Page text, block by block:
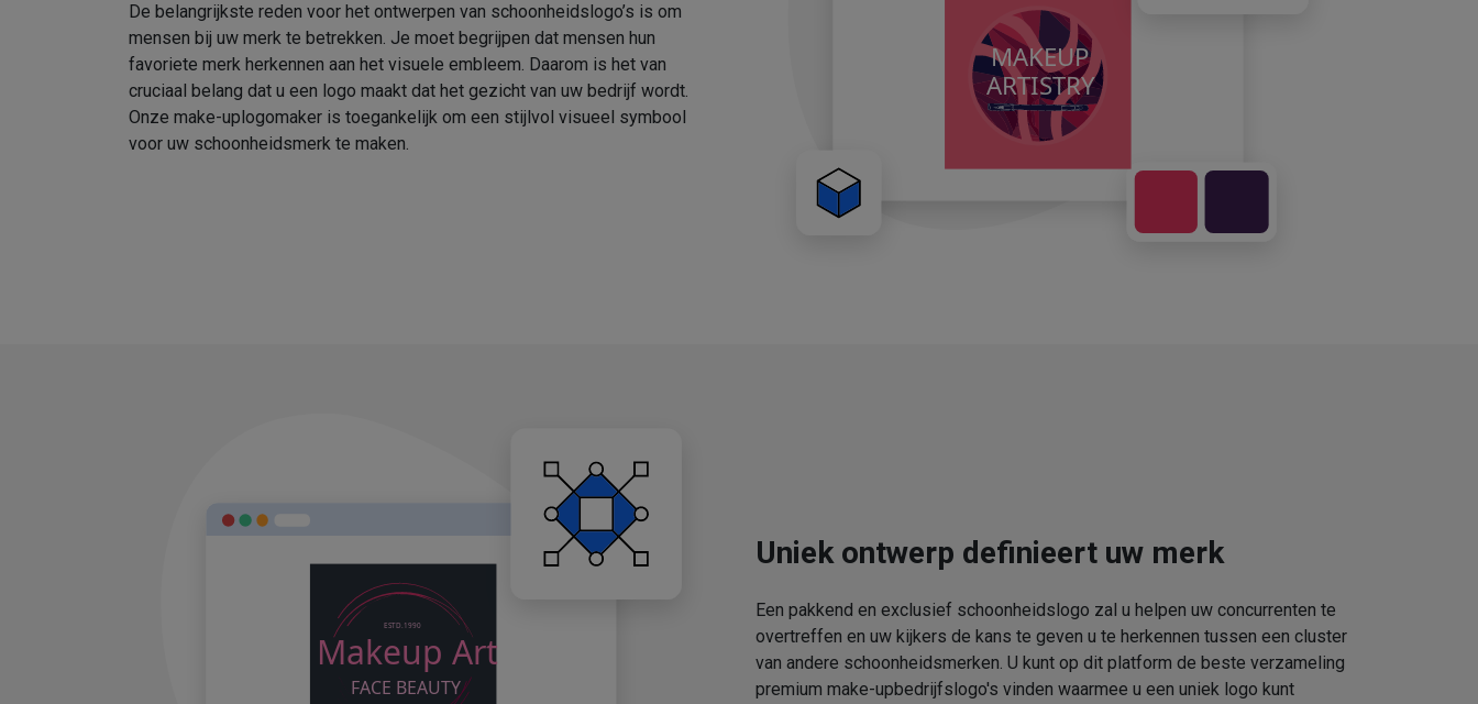
De belangrijkste reden voor het ontwerpen van schoonheidslogo’s is om
mensen bij uw merk te betrekken. Je moet begrijpen dat mensen hun
favoriete merk herkennen aan het visuele embleem. Daarom is het van
cruciaal belang dat u een logo maakt dat het gezicht van uw bedrijf wordt.
Onze make-uplogomaker is toegankelijk om een stijlvol visueel symbool
voor uw schoonheidsmerk te maken.
Uniek ontwerp definieert uw merk
Een pakkend en exclusief schoonheidslogo zal u helpen uw concurrenten te
overtreffen en uw kijkers de kans te geven u te herkennen tussen een cluster
van andere schoonheidsmerken. U kunt op dit platform de beste verzameling
premium make-upbedrijfslogo's vinden waarmee u een uniek logo kunt